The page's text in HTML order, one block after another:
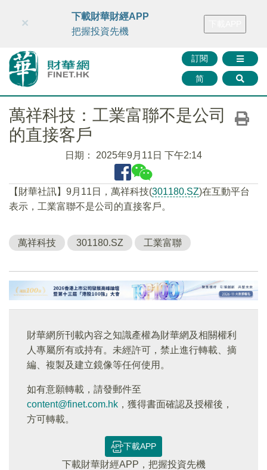
財華智庫網 FINTV FINMETA 財華證券 媒體矩陣
訂閱
简
×
下載財華財經APP
把握投資先機
萬祥科技：工業富聯不是公司
的直接客戶
日期： 2025年9月11日 下午2:14
【財華社訊】9月11日，萬祥科技(301180.SZ)在互動平台
表示，工業富聯不是公司的直接客戶。
萬祥科技 301180.SZ 工業富聯
財華網所刊載內容之知識產權為財華網及相關權利
人專屬所有或持有。未經許可，禁止進行轉載、摘
編、複製及建立鏡像等任何使用。
如有意願轉載，請發郵件至
content@finet.com.hk ，獲得書面確認及授權後，
方可轉載。
下載APP
下載財華財經APP，把握投資先機